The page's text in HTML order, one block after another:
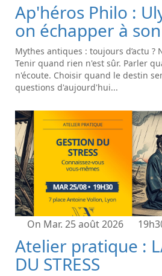
Ap'héros Philo :
on échapper à
Mythes antiques : toujours d’actu ?
Tenir quand rien n'est sûr. Parler
n'écoute. Choisir quand le destin
questions d'aujourd'hui...
On Mar. 25 août 2026
Atelier pratique :
DU STRESS